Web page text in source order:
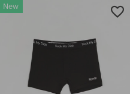
Elérhető méretek:
New